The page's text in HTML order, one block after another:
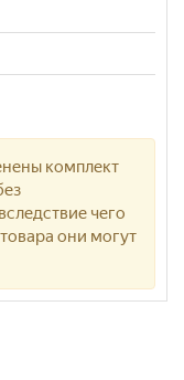
комплект
чего
они могут